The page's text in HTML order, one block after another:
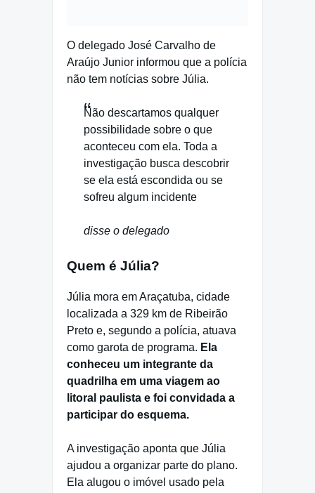
O delegado José Carvalho de
Araújo Junior informou que a polícia
não tem notícias sobre Júlia.
Não descartamos qualquer
possibilidade sobre o que
aconteceu com ela. Toda a
investigação busca descobrir
se ela está escondida ou se
sofreu algum incidente
disse o delegado
Quem é Júlia?
Júlia mora em Araçatuba, cidade
localizada a 329 km de Ribeirão
Preto e, segundo a polícia, atuava
como garota de programa. Ela
conheceu um integrante da
quadrilha em uma viagem ao
litoral paulista e foi convidada a
participar do esquema.
A investigação aponta que Júlia
ajudou a organizar parte do plano.
Ela alugou o imóvel usado pela